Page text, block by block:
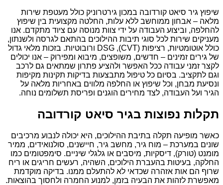
שיפוץ גיר סיאט קורדובה במכון גירטרוניק כולל מעטפת שירות
מלאה – אבחון ממוחשב ללא עלות, החלטה מקצועית בין שיפוץ
להחלפה, וביצוע העבודה על ידי צוות מנוסה עם ציוד מתקדם. אנו
מעניקים שירות לכל סוגי תיבות ההילוכים בהתאם לגרסה ולשנתון,
כולל אוטומטיות, רציפות (CVT), DSG ורובוטיות. בזכות מלאי גדול
של גירים זמינים – חדשים, משופצים, מיבוא ומפירוק – אנו יכולים
לקצר זמני עבודה ככל האפשר ולהציע פתרון שמתאים גם לרכב
וגם לתקציב. בסיום כל טיפול מתבצעות בדיקות תקינות מקיפות
ונסיעת מבחן, וכל שיפוץ או החלפה מלווים באחריות מלאה על
הגיר ועל העבודה, לצד מחירים הוגנים ופריסת תשלומים נוחה.
תקלות נפוצות בגיר סיאט קורדובה
כאשר מופיעה תקלה בתיבת ההילוכים, היא יכולה לנבוע מרכיבים
שונים במערכת – מוח גיר, מחשב גיר, חיישנים, סולנואידים, ממיר
מומנט (טורק), דיסקיות, מיסבים או גלגלי שיניים. סימפטומים כמו
החלקה, בעיטות בהעברת הילוכים, השהיה, רעשים חריגים או ריח
שרוף הם אות אזהרה שכדאי לא להתעלם ממנו. בדיקה מוקדמת
מאפשרת לזהות את הבעיה בזמן, למנוע החמרה ולחסוך בהוצאות.